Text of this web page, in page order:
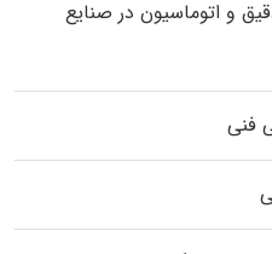
و اتوماسیون در صنایع
فنی